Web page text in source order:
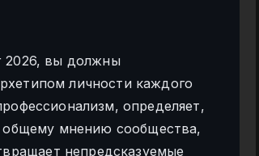
2026, вы должны
личности каждого
определяет,
общему мнению сообщества,
непредсказуемые